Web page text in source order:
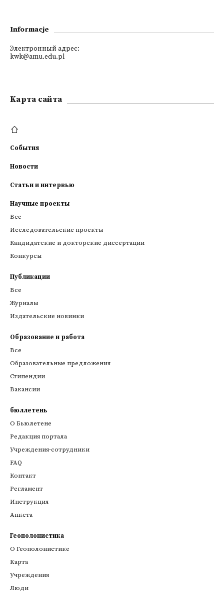
Informacje
Электронный адрес:
kwk@amu.edu.pl
Kарта сайта
События
Новости
Статьи и интервью
Научные проекты
Все
Исследовательские проекты
Кандидатские и докторские диссертации
Конкурсы
Публикации
Все
Журналы
Издательские новинки
Образование и работа
Все
Образовательные предложения
Стипендии
Вакансии
бюллетень
О Бьюлетене
Редакция портала
Учреждения-сотрудники
FAQ
Контакт
Регламент
Инструкция
Анкета
Геополонистика
О Геополонистике
Kарта
Учреждения
Люди